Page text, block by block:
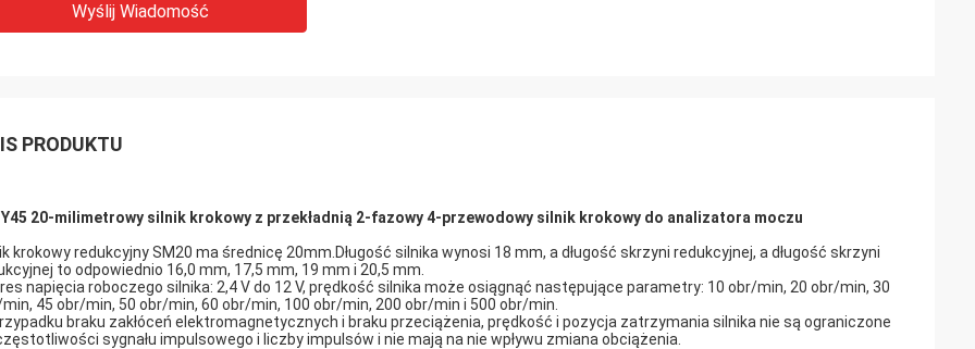
Wyślij Wiadomość
PRODUKTU
20-milimetrowy silnik krokowy z przekładnią 2-fazowy 4-przewodowy silnik krokowy do analizatora moczu
krokowy redukcyjny SM20 ma średnicę 20mm.Długość silnika wynosi 18 mm, a długość skrzyni redukcyjnej, a długość skrzyni
to odpowiednio 16,0 mm, 17,5 mm, 19 mm i 20,5 mm.
napięcia roboczego silnika: 2,4 V do 12 V, prędkość silnika może osiągnąć następujące parametry: 10 obr/min, 20 obr/min, 30
45 obr/min, 50 obr/min, 60 obr/min, 100 obr/min, 200 obr/min i 500 obr/min.
braku zakłóceń elektromagnetycznych i braku przeciążenia, prędkość i pozycja zatrzymania silnika nie są ograniczone
sygnału impulsowego i liczby impulsów i nie mają na nie wpływu zmiana obciążenia.